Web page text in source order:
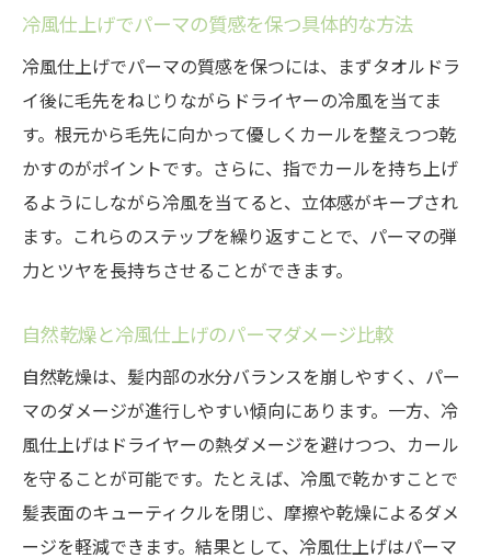
冷風仕上げでパーマの質感を保つ具体的な方法
冷風仕上げでパーマの質感を保つには、まずタオルドラ
イ後に毛先をねじりながらドライヤーの冷風を当てま
す。根元から毛先に向かって優しくカールを整えつつ乾
かすのがポイントです。さらに、指でカールを持ち上げ
るようにしながら冷風を当てると、立体感がキープされ
ます。これらのステップを繰り返すことで、パーマの弾
力とツヤを長持ちさせることができます。
自然乾燥と冷風仕上げのパーマダメージ比較
自然乾燥は、髪内部の水分バランスを崩しやすく、パー
マのダメージが進行しやすい傾向にあります。一方、冷
風仕上げはドライヤーの熱ダメージを避けつつ、カール
を守ることが可能です。たとえば、冷風で乾かすことで
髪表面のキューティクルを閉じ、摩擦や乾燥によるダメ
ージを軽減できます。結果として、冷風仕上げはパーマ